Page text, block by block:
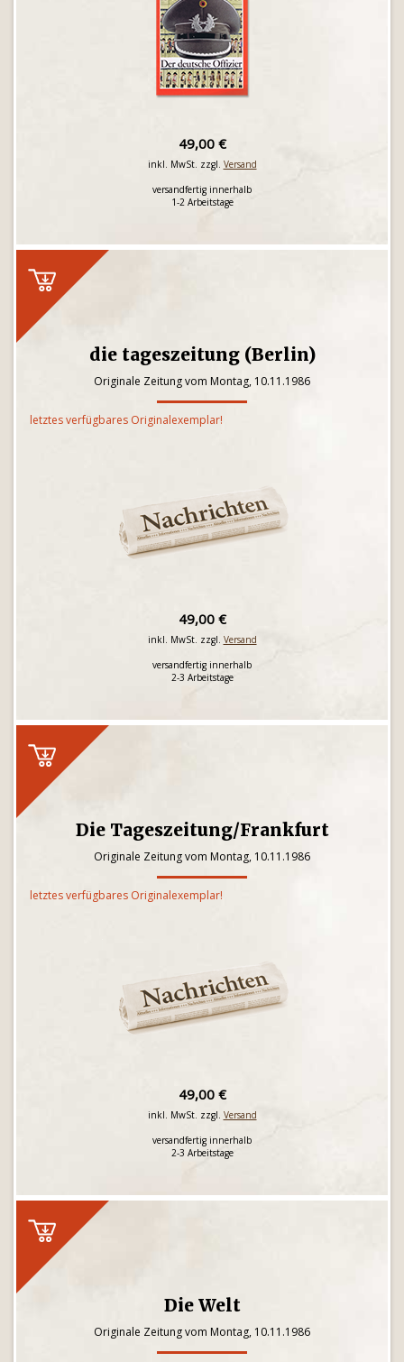
49,00 €
inkl. MwSt. zzgl. Versand
versandfertig innerhalb
1-2 Arbeitstage
die tageszeitung (Berlin)
Originale Zeitung vom Montag, 10.11.1986
letztes verfügbares Originalexemplar!
49,00 €
inkl. MwSt. zzgl. Versand
versandfertig innerhalb
2-3 Arbeitstage
Die Tageszeitung/Frankfurt
Originale Zeitung vom Montag, 10.11.1986
letztes verfügbares Originalexemplar!
49,00 €
inkl. MwSt. zzgl. Versand
versandfertig innerhalb
2-3 Arbeitstage
Die Welt
Originale Zeitung vom Montag, 10.11.1986